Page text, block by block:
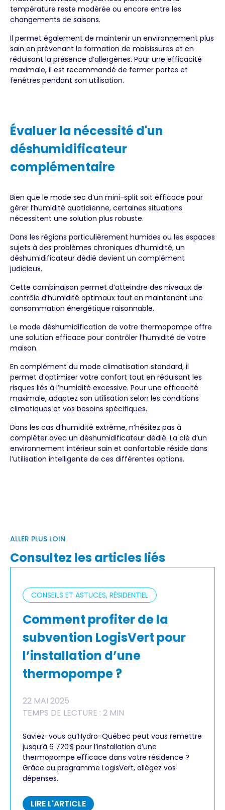
température reste modérée ou encore entre les
changements de saisons.
Il permet également de maintenir un environnement plus
sain en prévenant la formation de moisissures et en
réduisant la présence d’allergènes. Pour une efficacité
maximale, il est recommandé de fermer portes et
fenêtres pendant son utilisation.
Évaluer la nécessité d'un
déshumidificateur
complémentaire
Bien que le mode sec d’un mini-split soit efficace pour
gérer l’humidité quotidienne, certaines situations
nécessitent une solution plus robuste.
Dans les régions particulièrement humides ou les espaces
sujets à des problèmes chroniques d’humidité, un
déshumidificateur dédié devient un complément
judicieux.
Cette combinaison permet d’atteindre des niveaux de
contrôle d’humidité optimaux tout en maintenant une
consommation énergétique raisonnable.
Le mode déshumidification de votre thermopompe offre
une solution efficace pour contrôler l’humidité de votre
maison.
En complément du mode climatisation standard, il
permet d’optimiser votre confort tout en réduisant les
risques liés à l’humidité excessive. Pour une efficacité
maximale, adaptez son utilisation selon les conditions
climatiques et vos besoins spécifiques.
Dans les cas d’humidité extrême, n’hésitez pas à
compléter avec un déshumidificateur dédié. La clé d’un
environnement intérieur sain et confortable réside dans
l’utilisation intelligente de ces différentes options.
ALLER PLUS LOIN
Consultez les articles liés
CONSEILS ET ASTUCES, RÉSIDENTIEL
Comment profiter de la
subvention LogisVert pour
l’installation d’une
thermopompe ?
22 MAI 2025
TEMPS DE LECTURE : 2 MIN
Saviez-vous qu’Hydro-Québec peut vous remettre
jusqu’à 6 720 $ pour l’installation d’une
thermopompe efficace dans votre résidence ?
Grâce au programme LogisVert, allégez vos
dépenses.
LIRE L'ARTICLE